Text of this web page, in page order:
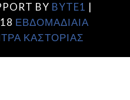
BY BYTE1 |
ΕΒΔΟΜΑΔΙΑΙΑ
ΚΑΣΤΟΡΙΑΣ